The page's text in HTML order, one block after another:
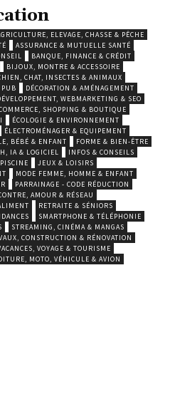
ELEVAGE, CHASSE & PÊCHE
ASSURANCE & MUTUELLE SANTÉ
BANQUE, FINANCE & CRÉDIT
BIJOUX, MONTRE & ACCESSOIRE
CHAT, INSECTES & ANIMAUX
DÉCORATION & AMÉNAGEMENT
WEBMARKETING & SEO
SHOPPING & BOUTIQUE
ÉCOLOGIE & ENVIRONNEMENT
ÉLECTROMÉNAGER & EQUIPEMENT
BÉBÉ & ENFANT
FORME & BIEN-ÊTRE
IA & LOGICIEL
INFOS & CONSEILS
JEUX & LOISIRS
MODE FEMME, HOMME & ENFANT
PARRAINAGE - CODE RÉDUCTION
AMOUR & RÉSEAU
RETRAITE & SÉNIORS
SMARTPHONE & TÉLÉPHONIE
STREAMING, CINÉMA & MANGAS
CONSTRUCTION & RÉNOVATION
VOYAGE & TOURISME
MOTO, VÉHICULE & AVION